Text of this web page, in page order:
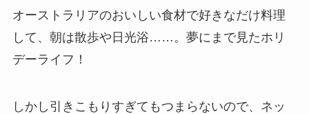
オーストラリアのおいしい食材で好きなだけ料理
して、朝は散歩や日光浴……。夢にまで見たホリ
デーライフ！
しかし引きこもりすぎてもつまらないので、ネッ